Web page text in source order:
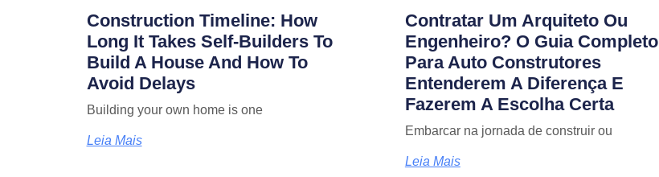
Construction Timeline: How
Long It Takes Self-Builders To
Build A House And How To
Avoid Delays
Building your own home is one
Leia Mais
Contratar Um Arquiteto Ou
Engenheiro? O Guia Completo
Para Auto Construtores
Entenderem A Diferença E
Fazerem A Escolha Certa
Embarcar na jornada de construir ou
Leia Mais